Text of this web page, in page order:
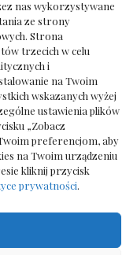
nas wykorzystywane
ze strony
Strona
trzecich w celu
i
na Twoim
wskazanych wyżej
ustawienia plików
„Zobacz
preferencjom, aby
na Twoim urządzeniu
kliknij przycisk
prywatności.